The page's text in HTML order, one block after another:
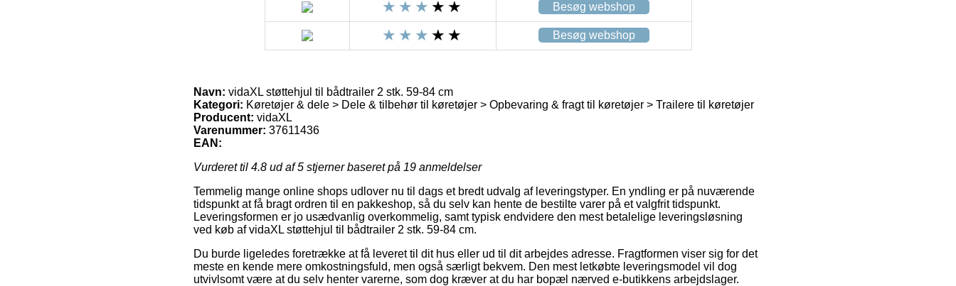
Besøg webshop
Besøg webshop
Navn: vidaXL støttehjul til bådtrailer 2 stk. 59-84 cm
Kategori: Køretøjer & dele > Dele & tilbehør til køretøjer > Opbevaring & fragt til køretøjer > Trailere til køretøjer
Producent: vidaXL
Varenummer: 37611436
EAN:
Vurderet til 4.8 ud af 5 stjerner baseret på 19 anmeldelser
Temmelig mange online shops udlover nu til dags et bredt udvalg af leveringstyper. En yndling er på nuværende
tidspunkt at få bragt ordren til en pakkeshop, så du selv kan hente de bestilte varer på et valgfrit tidspunkt.
Leveringsformen er jo usædvanlig overkommelig, samt typisk endvidere den mest betalelige leveringsløsning
ved køb af vidaXL støttehjul til bådtrailer 2 stk. 59-84 cm.
Du burde ligeledes foretrække at få leveret til dit hus eller ud til dit arbejdes adresse. Fragtformen viser sig for det
meste en kende mere omkostningsfuld, men også særligt bekvem. Den mest letkøbte leveringsmodel vil dog
utvivlsomt være at du selv henter varerne, som dog kræver at du har bopæl nærved e-butikkens arbejdslager.